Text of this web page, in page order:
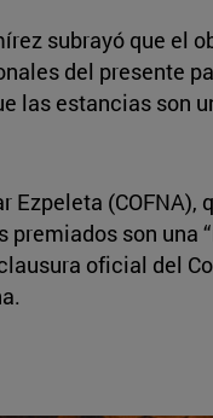
subrayó que el
del presente
las estancias son
(COFNA),
son una
oficial del